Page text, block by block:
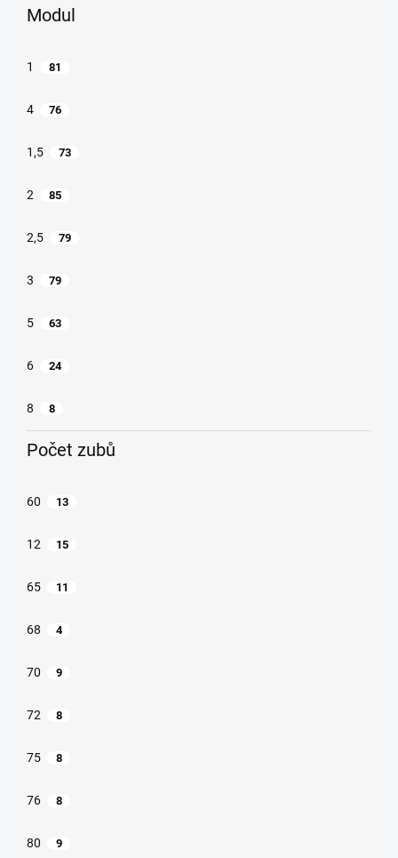
Modul
1 81
4 76
1,5 73
2 85
2,5 79
3 79
5 63
6 24
8 8
Počet zubů
60 13
12 15
65 11
68 4
70 9
72 8
75 8
76 8
80 9